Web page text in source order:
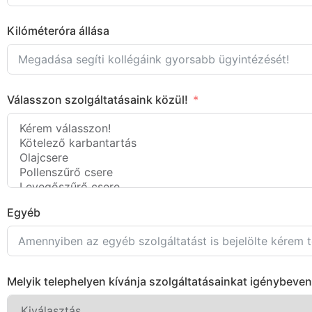
Kilóméteróra állása
Válasszon szolgáltatásaink közül!
Egyéb
Melyik telephelyen kívánja szolgáltatásainkat